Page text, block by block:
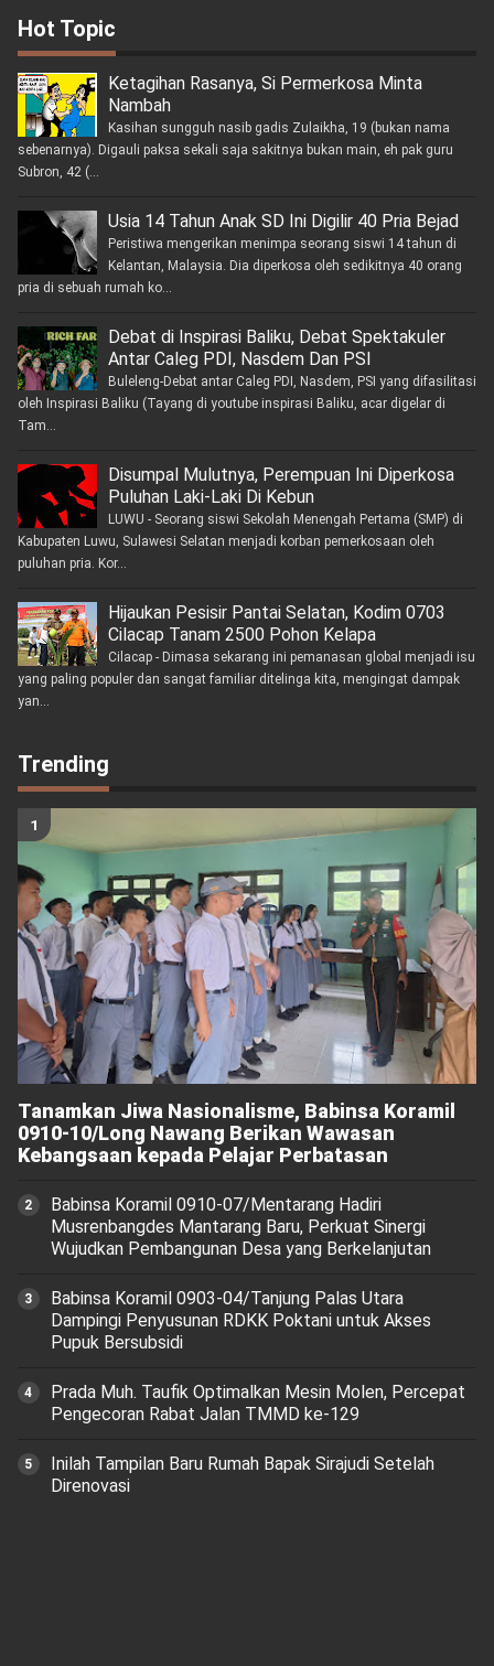
Hot Topic
Ketagihan Rasanya, Si Permerkosa Minta
Nambah
Kasihan sungguh nasib gadis Zulaikha, 19 (bukan nama
sebenarnya). Digauli paksa sekali saja sakitnya bukan main, eh pak guru
Subron, 42 (...
Usia 14 Tahun Anak SD Ini Digilir 40 Pria Bejad
Peristiwa mengerikan menimpa seorang siswi 14 tahun di
Kelantan, Malaysia. Dia diperkosa oleh sedikitnya 40 orang
pria di sebuah rumah ko...
Debat di Inspirasi Baliku, Debat Spektakuler
Antar Caleg PDI, Nasdem Dan PSI
Buleleng-Debat antar Caleg PDI, Nasdem, PSI yang difasilitasi
oleh Inspirasi Baliku (Tayang di youtube inspirasi Baliku, acar digelar di
Tam...
Disumpal Mulutnya, Perempuan Ini Diperkosa
Puluhan Laki-Laki Di Kebun
LUWU - Seorang siswi Sekolah Menengah Pertama (SMP) di
Kabupaten Luwu, Sulawesi Selatan menjadi korban pemerkosaan oleh
puluhan pria. Kor...
Hijaukan Pesisir Pantai Selatan, Kodim 0703
Cilacap Tanam 2500 Pohon Kelapa
Cilacap - Dimasa sekarang ini pemanasan global menjadi isu
yang paling populer dan sangat familiar ditelinga kita, mengingat dampak
yan...
Trending
Tanamkan Jiwa Nasionalisme, Babinsa Koramil
0910-10/Long Nawang Berikan Wawasan
Kebangsaan kepada Pelajar Perbatasan
Babinsa Koramil 0910-07/Mentarang Hadiri
Musrenbangdes Mantarang Baru, Perkuat Sinergi
Wujudkan Pembangunan Desa yang Berkelanjutan
‎Babinsa Koramil 0903-04/Tanjung Palas Utara
Dampingi Penyusunan RDKK Poktani untuk Akses
Pupuk Bersubsidi
Prada Muh. Taufik Optimalkan Mesin Molen, Percepat
Pengecoran Rabat Jalan TMMD ke-129
Inilah Tampilan Baru Rumah Bapak Sirajudi Setelah
Direnovasi